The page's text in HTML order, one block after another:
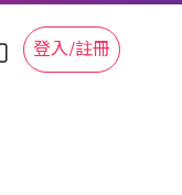
登入/註冊